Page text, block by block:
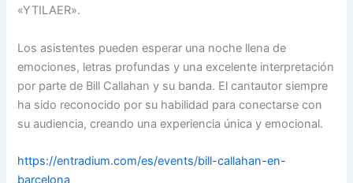
«YTILAER».
Los asistentes pueden esperar una noche llena de
emociones, letras profundas y una excelente interpretación
por parte de Bill Callahan y su banda. El cantautor siempre
ha sido reconocido por su habilidad para conectarse con
su audiencia, creando una experiencia única y emocional.
https://entradium.com/es/events/bill-callahan-en-
barcelona